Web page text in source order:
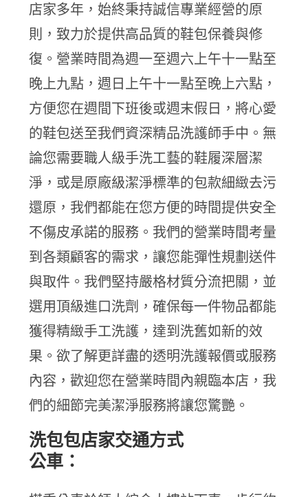
店家多年，始終秉持誠信專業經營的原
則，致力於提供高品質的鞋包保養與修
復。營業時間為週一至週六上午十一點至
晚上九點，週日上午十一點至晚上六點，
方便您在週間下班後或週末假日，將心愛
的鞋包送至我們資深精品洗護師手中。無
論您需要職人級手洗工藝的鞋履深層潔
淨，或是原廠級潔淨標準的包款細緻去污
還原，我們都能在您方便的時間提供安全
不傷皮承諾的服務。我們的營業時間考量
到各類顧客的需求，讓您能彈性規劃送件
與取件。我們堅持嚴格材質分流把關，並
選用頂級進口洗劑，確保每一件物品都能
獲得精緻手工洗護，達到洗舊如新的效
果。欲了解更詳盡的透明洗護報價或服務
內容，歡迎您在營業時間內親臨本店，我
們的細節完美潔淨服務將讓您驚艷。
洗包包店家交通方式
公車：